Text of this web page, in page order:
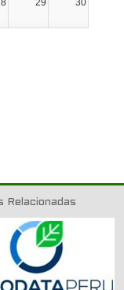
29 30
Relacionadas